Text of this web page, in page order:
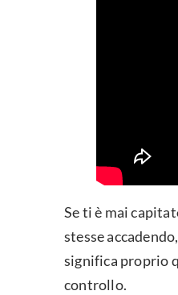
Se ti è mai
stesse
significa proprio
controllo.